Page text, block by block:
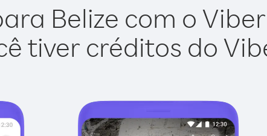
Belize com o
tiver créditos do